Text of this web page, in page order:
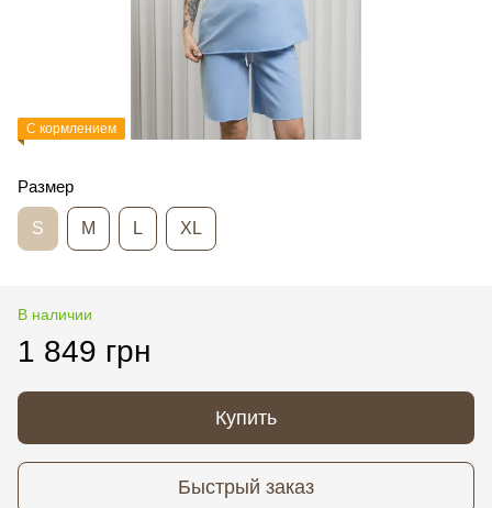
С кормлением
Размер
S M L XL
В наличии
1 849 грн
Купить
Быстрый заказ